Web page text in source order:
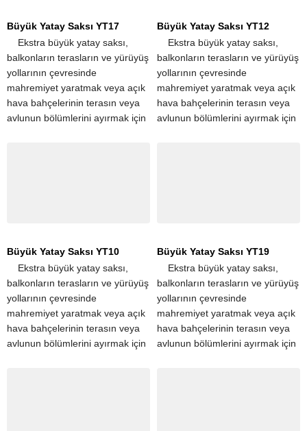
Büyük Yatay Saksı YT17
​ ​ ​ ​ Ekstra büyük yatay saksı,
balkonların terasların ve yürüyüş
yollarının çevresinde
mahremiyet yaratmak veya açık
hava bahçelerinin terasın veya
avlunun bölümlerini ayırmak için
Büyük Yatay Saksı YT12
​ ​ ​ ​ Ekstra büyük yatay saksı,
balkonların terasların ve yürüyüş
yollarının çevresinde
mahremiyet yaratmak veya açık
hava bahçelerinin terasın veya
avlunun bölümlerini ayırmak için
Büyük Yatay Saksı YT10
​ ​ ​ ​ Ekstra büyük yatay saksı,
balkonların terasların ve yürüyüş
yollarının çevresinde
mahremiyet yaratmak veya açık
hava bahçelerinin terasın veya
avlunun bölümlerini ayırmak için
Büyük Yatay Saksı YT19
​ ​ ​ ​ Ekstra büyük yatay saksı,
balkonların terasların ve yürüyüş
yollarının çevresinde
mahremiyet yaratmak veya açık
hava bahçelerinin terasın veya
avlunun bölümlerini ayırmak için